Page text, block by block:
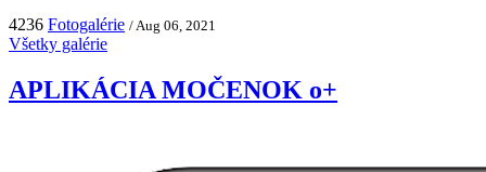
4236 Fotogalérie / Aug 06, 2021
Všetky galérie
APLIKÁCIA MOČENOK o+